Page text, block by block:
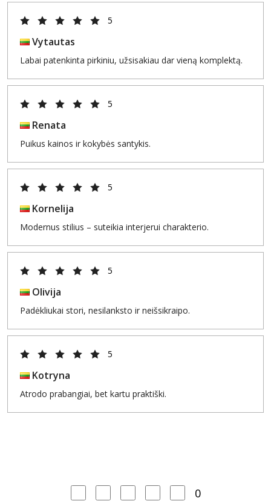
5
Vytautas
Labai patenkinta pirkiniu, užsisakiau dar vieną komplektą.
5
Renata
Puikus kainos ir kokybės santykis.
5
Kornelija
Modernus stilius – suteikia interjerui charakterio.
5
Olivija
Padėkliukai stori, nesilanksto ir neišsikraipo.
5
Kotryna
Atrodo prabangiai, bet kartu praktiški.
0